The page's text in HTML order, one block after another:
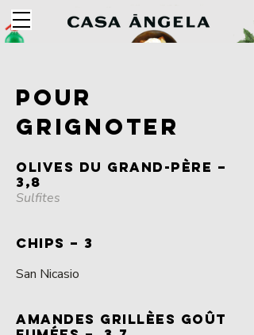
POUR
GRIGNOTER
OLIVES DU GRAND-PÈRE –
3,8
Sulfites
CHIPS – 3
San Nicasio
AMANDES GRILLÈES GOÛT